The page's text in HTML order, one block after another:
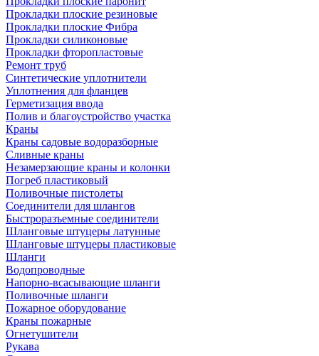
Прокладки плоские резиновые
Прокладки плоские Фибра
Прокладки силиконовые
Прокладки фторопластовые
Ремонт труб
Синтетические уплотнители
Уплотнения для фланцев
Герметизация ввода
Полив и благоустройство участка
Краны
Краны садовые водоразборные
Сливные краны
Незамерзающие краны и колонки
Погреб пластиковый
Поливочные пистолеты
Соединители для шлангов
Быстроразъемные соединители
Шланговые штуцеры латунные
Шланговые штуцеры пластиковые
Шланги
Водопроводные
Напорно-всасывающие шланги
Поливочные шланги
Пожарное оборудование
Краны пожарные
Огнетушители
Рукава